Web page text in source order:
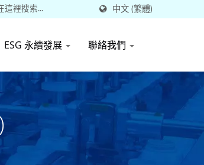
中文 (繁體)
ESG 永續發展 聯絡我們